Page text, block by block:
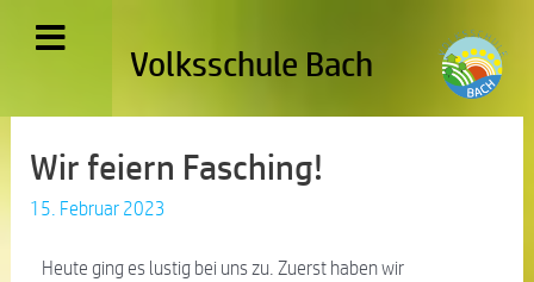
Volksschule Bach
Wir feiern Fasching!
15. Februar 2023
Heute ging es lustig bei uns zu. Zuerst haben wir